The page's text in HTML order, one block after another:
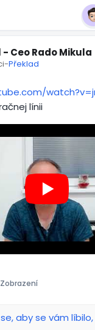
Ceo Rado Mikula
-Překlad
línii
aby se vám